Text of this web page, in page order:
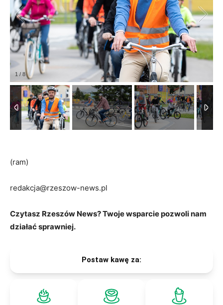
1 / 8
(ram)
redakcja@rzeszow-news.pl
Czytasz Rzeszów News? Twoje wsparcie pozwoli nam
działać sprawniej.
Postaw kawę za: